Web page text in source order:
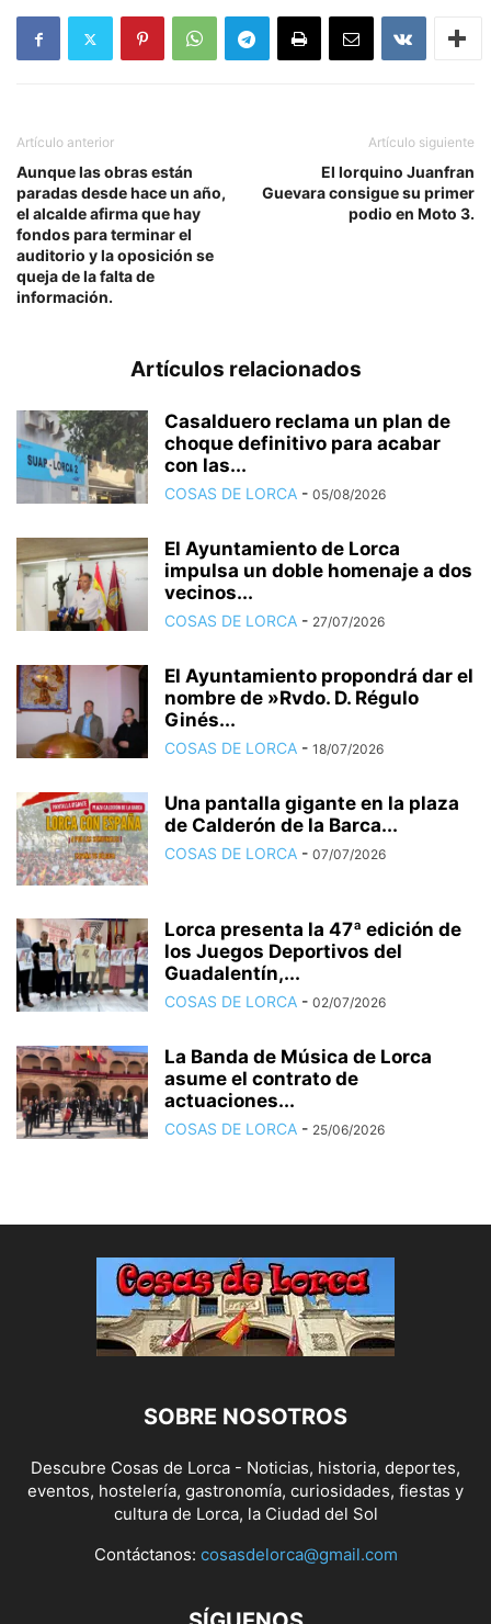
Artículo anterior
Aunque las obras están
paradas desde hace un año,
el alcalde afirma que hay
fondos para terminar el
auditorio y la oposición se
queja de la falta de
información.
Artículo siguiente
El lorquino Juanfran
Guevara consigue su primer
podio en Moto 3.
Artículos relacionados
Casalduero reclama un plan de
choque definitivo para acabar
con las...
COSAS DE LORCA - 05/08/2026
El Ayuntamiento de Lorca
impulsa un doble homenaje a dos
vecinos...
COSAS DE LORCA - 27/07/2026
El Ayuntamiento propondrá dar el
nombre de »Rvdo. D. Régulo
Ginés...
COSAS DE LORCA - 18/07/2026
Una pantalla gigante en la plaza
de Calderón de la Barca...
COSAS DE LORCA - 07/07/2026
Lorca presenta la 47ª edición de
los Juegos Deportivos del
Guadalentín,...
COSAS DE LORCA - 02/07/2026
La Banda de Música de Lorca
asume el contrato de
actuaciones...
COSAS DE LORCA - 25/06/2026
SOBRE NOSOTROS
Descubre Cosas de Lorca - Noticias, historia, deportes,
eventos, hostelería, gastronomía, curiosidades, fiestas y
cultura de Lorca, la Ciudad del Sol
Contáctanos: cosasdelorca@gmail.com